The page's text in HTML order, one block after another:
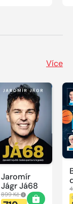
Více
Jaromír
Jágr Já68
899 Kč